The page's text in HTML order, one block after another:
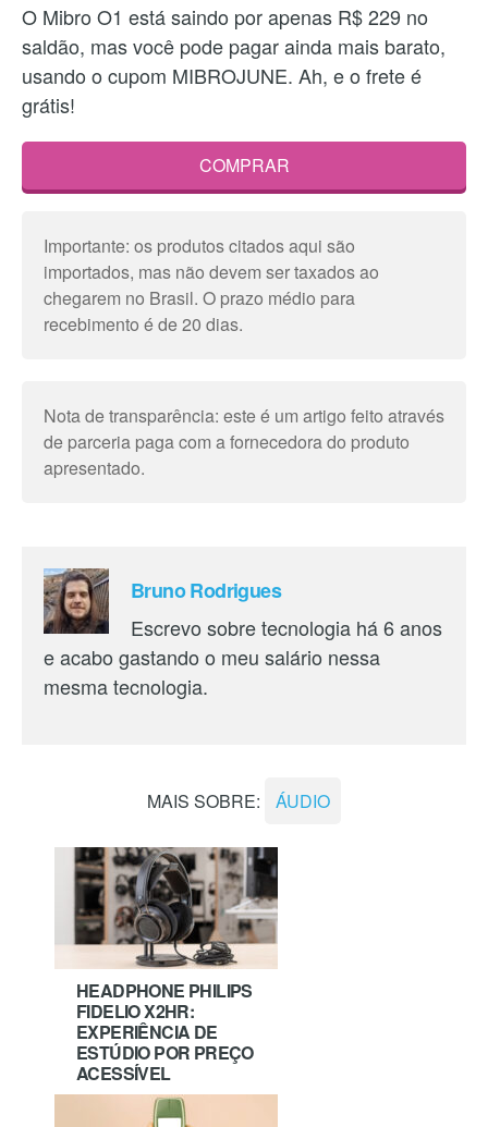
O Mibro O1 está saindo por apenas R$ 229 no
saldão, mas você pode pagar ainda mais barato,
usando o cupom MIBROJUNE. Ah, e o frete é
grátis!
COMPRAR
Importante: os produtos citados aqui são
importados, mas não devem ser taxados ao
chegarem no Brasil. O prazo médio para
recebimento é de 20 dias.
Nota de transparência: este é um artigo feito através
de parceria paga com a fornecedora do produto
apresentado.
Bruno Rodrigues
Escrevo sobre tecnologia há 6 anos
e acabo gastando o meu salário nessa
mesma tecnologia.
MAIS SOBRE: ÁUDIO
HEADPHONE PHILIPS
FIDELIO X2HR:
EXPERIÊNCIA DE
ESTÚDIO POR PREÇO
ACESSÍVEL